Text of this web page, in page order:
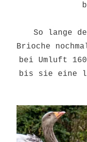
So lange
Brioche
bei Umluft
bis sie eine